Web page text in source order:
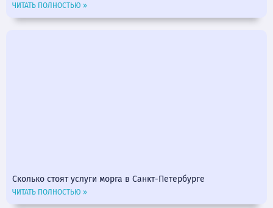
ЧИТАТЬ ПОЛНОСТЬЮ »
Сколько стоят услуги морга в Санкт-Петербурге
ЧИТАТЬ ПОЛНОСТЬЮ »